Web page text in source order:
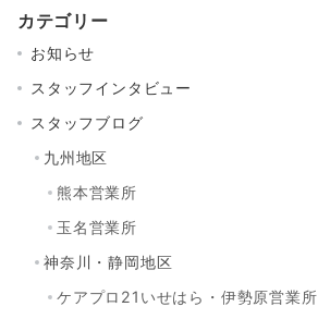
カテゴリー
お知らせ
スタッフインタビュー
スタッフブログ
九州地区
熊本営業所
玉名営業所
神奈川・静岡地区
ケアプロ21いせはら・伊勢原営業所